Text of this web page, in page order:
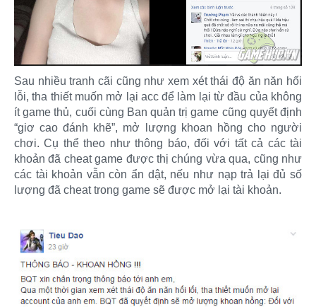
Sau nhiều tranh cãi cũng như xem xét thái độ ăn năn hối
lỗi, tha thiết muốn mở lại acc để làm lại từ đầu của không
ít game thủ, cuối cùng Ban quản trị game cũng quyết định
“giơ cao đánh khẽ”, mở lượng khoan hồng cho người
chơi. Cụ thể theo như thông báo, đối với tất cả các tài
khoản đã cheat game được thị chúng vừa qua, cũng như
các tài khoản vẫn còn ẩn dật, nếu như nạp trả lại đủ số
lượng đã cheat trong game sẽ được mở lại tài khoản.